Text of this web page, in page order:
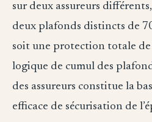
sur deux assureurs
deux plafonds distincts de
soit une protection totale de
logique de cumul des
des assureurs constitue la
efficace de sécurisation de